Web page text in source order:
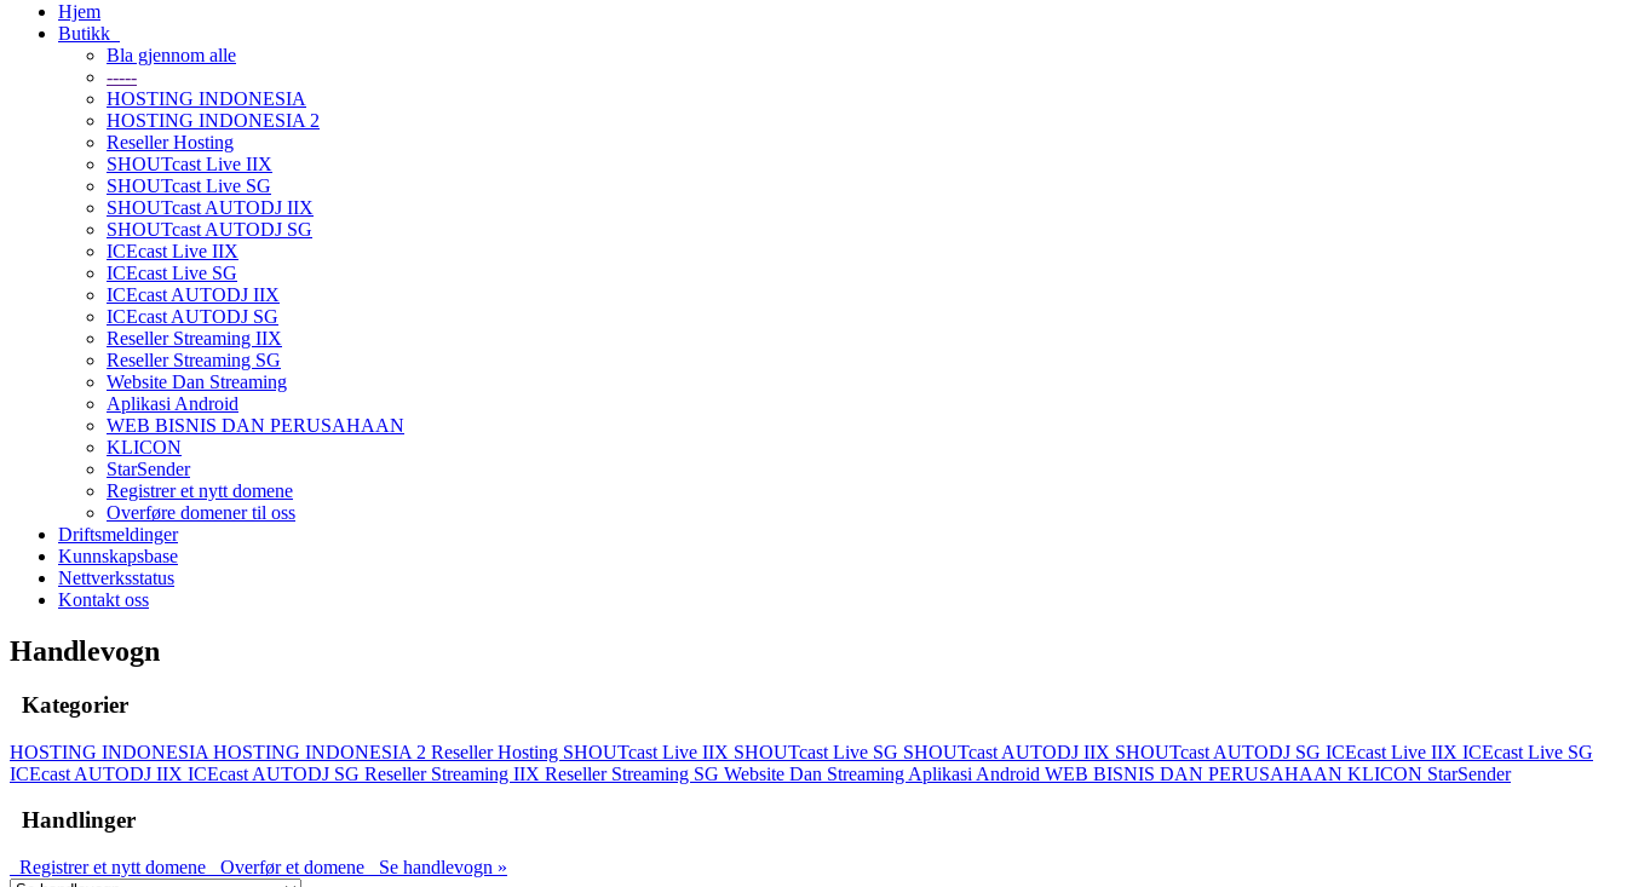
Hjem
Butikk
Bla gjennom alle
-----
HOSTING INDONESIA
HOSTING INDONESIA 2
Reseller Hosting
SHOUTcast Live IIX
SHOUTcast Live SG
SHOUTcast AUTODJ IIX
SHOUTcast AUTODJ SG
ICEcast Live IIX
ICEcast Live SG
ICEcast AUTODJ IIX
ICEcast AUTODJ SG
Reseller Streaming IIX
Reseller Streaming SG
Website Dan Streaming
Aplikasi Android
WEB BISNIS DAN PERUSAHAAN
KLICON
StarSender
Registrer et nytt domene
Overføre domener til oss
Driftsmeldinger
Kunnskapsbase
Nettverksstatus
Kontakt oss
Handlevogn
Kategorier
HOSTING INDONESIA HOSTING INDONESIA 2 Reseller Hosting SHOUTcast Live IIX SHOUTcast Live SG SHOUTcast AUTODJ IIX SHOUTcast AUTODJ SG ICEcast Live IIX ICEcast Live SG
ICEcast AUTODJ IIX ICEcast AUTODJ SG Reseller Streaming IIX Reseller Streaming SG Website Dan Streaming Aplikasi Android WEB BISNIS DAN PERUSAHAAN KLICON StarSender
Handlinger
Registrer et nytt domene Overfør et domene Se handlevogn »